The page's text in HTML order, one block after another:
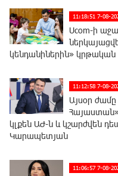
11:18:51 7-08-
Ucom-ի
կենդանիներին»
11:12:58 7-08-
Այսօր ժամը
կլքեն ԱԺ-ն և կշարժվեն
Կարապետյան
11:06:57 7-08-